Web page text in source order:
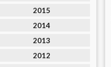
2015
2014
2013
2012